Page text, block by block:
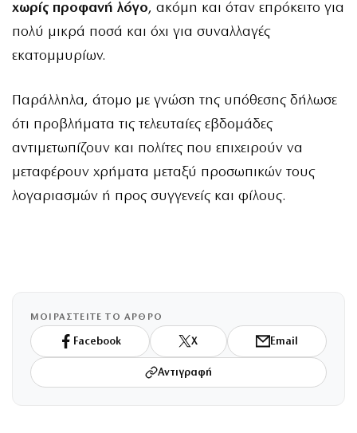
χωρίς προφανή λόγο, ακόμη και όταν επρόκειτο για
πολύ μικρά ποσά και όχι για συναλλαγές
εκατομμυρίων.
Παράλληλα, άτομο με γνώση της υπόθεσης δήλωσε
ότι προβλήματα τις τελευταίες εβδομάδες
αντιμετωπίζουν και πολίτες που επιχειρούν να
μεταφέρουν χρήματα μεταξύ προσωπικών τους
λογαριασμών ή προς συγγενείς και φίλους.
ΜΟΙΡΑΣΤΕΙΤΕ ΤΟ ΑΡΘΡΟ
Facebook X Email
Αντιγραφή